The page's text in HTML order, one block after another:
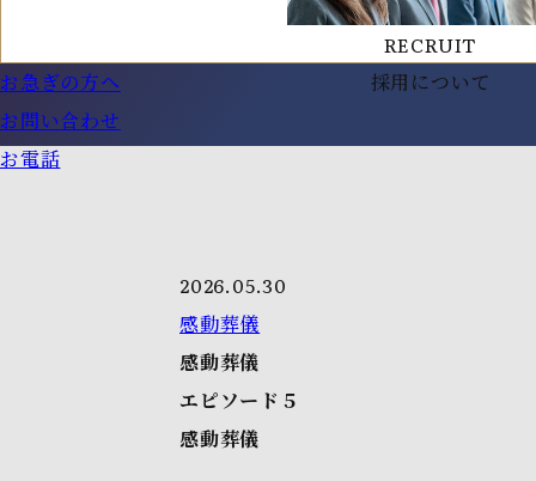
RECRUIT
採用について
お急ぎの方へ
お問い合わせ
お電話
2026.05.30
感動葬儀
感動葬儀
エピソード５
感動葬儀